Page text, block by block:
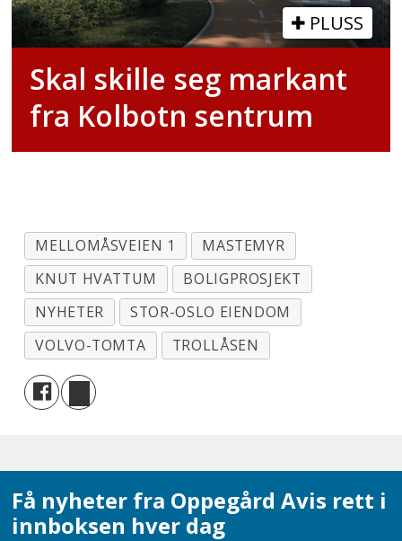
kollektiv, gange og sykkel som
transportmidler.
PLUSS
Skal skille seg markant
fra Kolbotn sentrum
MELLOMÅSVEIEN 1
MASTEMYR
KNUT HVATTUM
BOLIGPROSJEKT
NYHETER
STOR-OSLO EIENDOM
VOLVO-TOMTA
TROLLÅSEN
Få nyheter fra Oppegård Avis rett i
innboksen hver dag